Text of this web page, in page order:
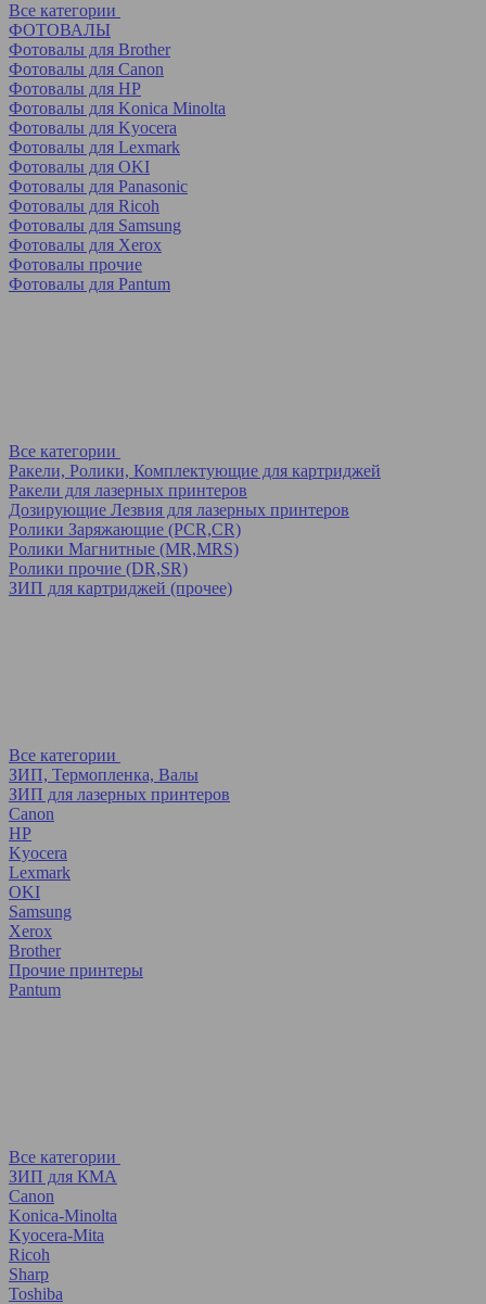
Все категории
ФОТОВАЛЫ
Фотовалы для Brother
Фотовалы для Canon
Фотовалы для HP
Фотовалы для Koniсa Minolta
Фотовалы для Kyocera
Фотовалы для Lexmark
Фотовалы для OKI
Фотовалы для Panasonic
Фотовалы для Ricoh
Фотовалы для Samsung
Фотовалы для Xerox
Фотовалы прочие
Фотовалы для Pantum
Все категории
Ракели, Ролики, Комплектующие для картриджей
Ракели для лазерных принтеров
Дозирующие Лезвия для лазерных принтеров
Ролики Заряжающие (PCR,CR)
Ролики Магнитные (MR,MRS)
Ролики прочие (DR,SR)
ЗИП для картриджей (прочее)
Все категории
ЗИП, Термопленка, Валы
ЗИП для лазерных принтеров
Canon
HP
Kyocera
Lexmark
OKI
Samsung
Xerox
Brother
Прочие принтеры
Pantum
Все категории
ЗИП для КМА
Canon
Konica-Minolta
Kyocera-Mita
Ricoh
Sharp
Toshiba